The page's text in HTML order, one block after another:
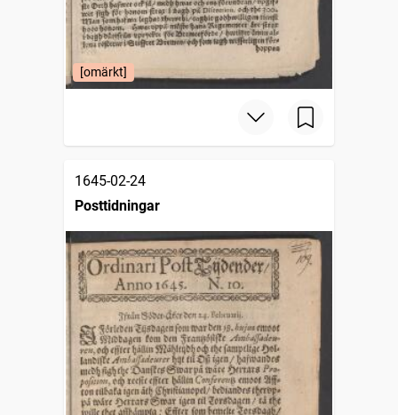
[omärkt]
1645-02-24
Posttidningar